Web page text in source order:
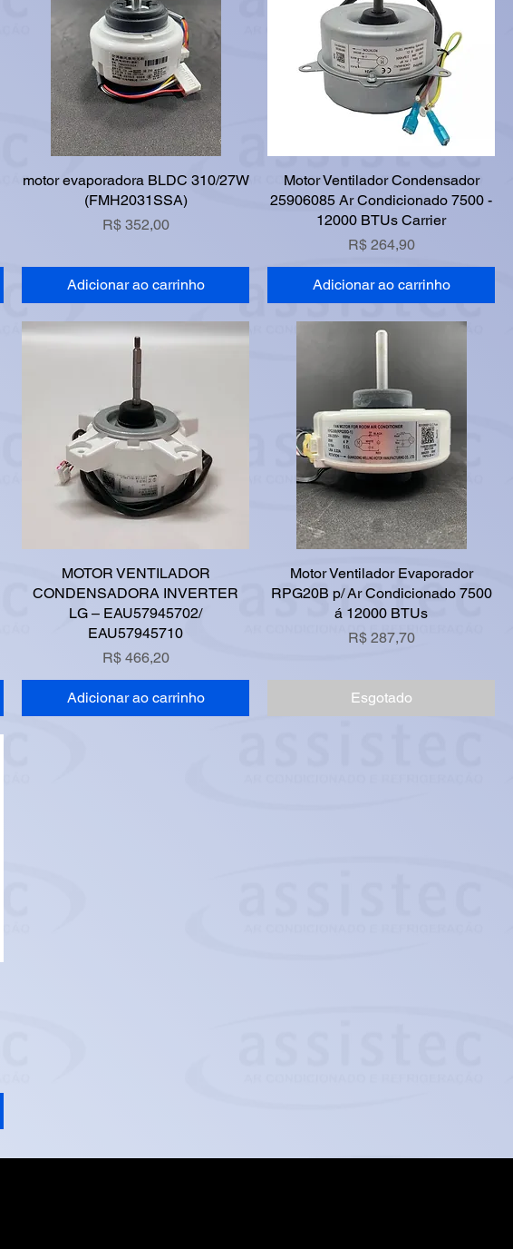
motor evaporadora BLDC 310/27W
(FMH2031SSA)
Preço
R$ 352,00
Adicionar ao carrinho
Motor Ventilador Condensador
25906085 Ar Condicionado 7500 -
12000 BTUs Carrier
Preço
R$ 264,90
Adicionar ao carrinho
MOTOR VENTILADOR
CONDENSADORA INVERTER
LG – EAU57945702/
EAU57945710
Preço
R$ 466,20
Adicionar ao carrinho
Motor Ventilador Evaporador
RPG20B p/ Ar Condicionado 7500
á 12000 BTUs
Preço
R$ 287,70
Esgotado